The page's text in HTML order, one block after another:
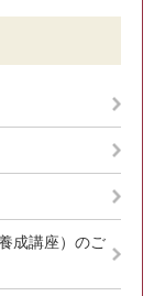
成講座）のご